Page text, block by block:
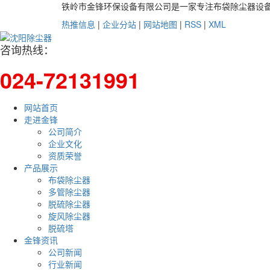
铁岭市金锋环保设备有限公司是一家专注布袋除尘器设
热推信息 | 企业分站 | 网站地图 | RSS | XML
咨询热线：
024-72131991
网站首页
走进金锋
公司简介
企业文化
资质荣誉
产品展示
布袋除尘器
多管除尘器
脱硫除尘器
旋风除尘器
脱硫塔
金锋资讯
公司新闻
行业新闻